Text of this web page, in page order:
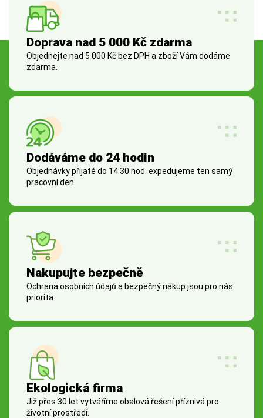
Doprava nad 5 000 Kč zdarma
Objednejte nad 5 000 Kč bez DPH a zboží Vám dodáme
zdarma.
Dodáváme do 24 hodin
Objednávky přijaté do 14:30 hod. expedujeme ten samý
pracovní den.
Nakupujte bezpečně
Ochrana osobních údajů a bezpečný nákup jsou pro nás
priorita.
Ekologická firma
Již přes 30 let vytváříme obalová řešení příznivá pro
životní prostředí.